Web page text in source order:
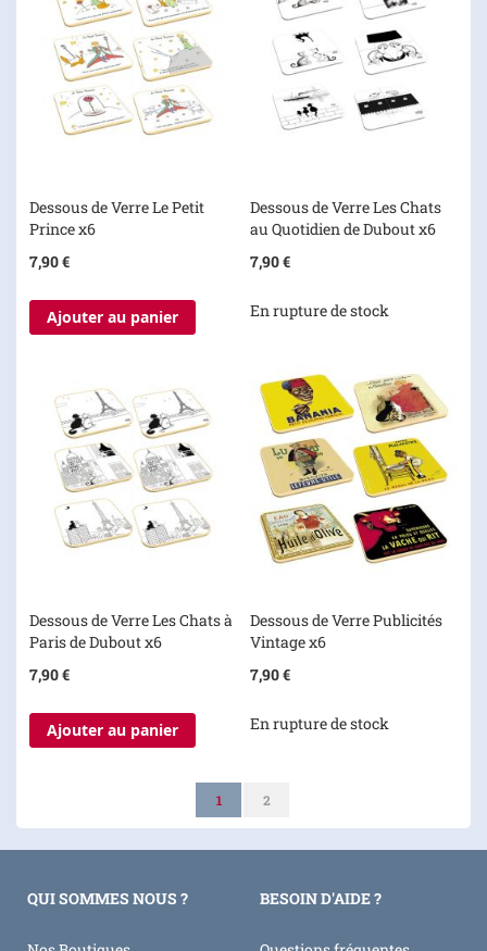
Dessous de Verre Le Petit
Prince x6
7,90 €
Ajouter au panier
Dessous de Verre Les Chats
au Quotidien de Dubout x6
7,90 €
En rupture de stock
Dessous de Verre Les Chats à
Paris de Dubout x6
7,90 €
Ajouter au panier
Dessous de Verre Publicités
Vintage x6
7,90 €
En rupture de stock
PageVous lisez actuellement la page
1 Page
2
QUI SOMMES NOUS ? BESOIN D'AIDE ?